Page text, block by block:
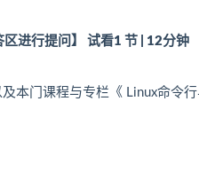
进行提问】 试看1 节 | 12分钟
本门课程与专栏《 Linux命令行